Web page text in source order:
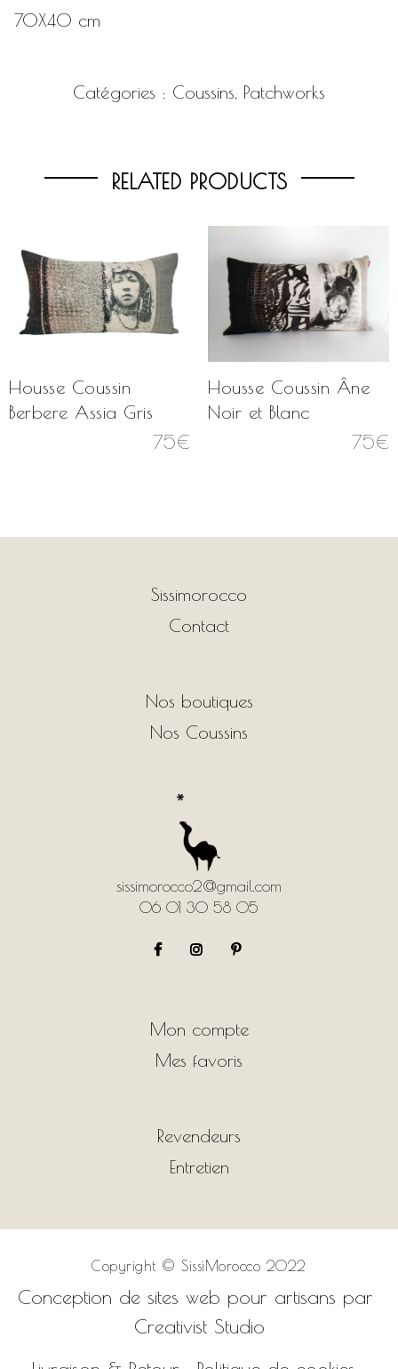
70X40 cm
Catégories : Coussins Patchworks
RELATED PRODUCTS
Housse Coussin
Berbere Assia Gris
75€
Housse Coussin Âne
Noir et Blanc
75€
Sissimorocco
Contact
Nos boutiques
Nos Coussins
sissimorocco2@gmail.com
06 01 30 58 05
Mon compte
Mes favoris
Revendeurs
Entretien
Copyright ©SissiMorocco 2022
Conception de sites web pour artisans par
Creativist Studio